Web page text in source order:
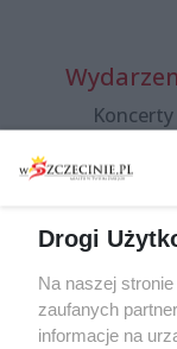
Koncerty
Spacery i
targi
Więcej
Drogi
Na naszej
zaufanych
informacje na